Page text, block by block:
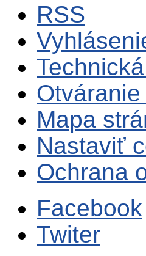
RSS
Mapa
Nastaviť
Ochrana
Facebook
Twiter